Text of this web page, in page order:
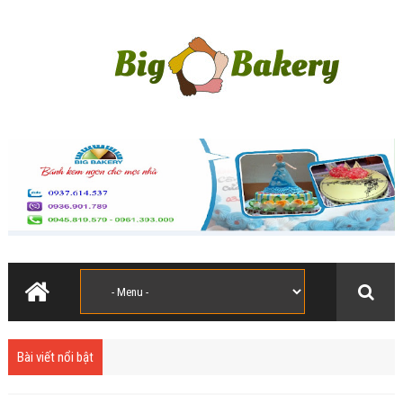
Bài viết nổi bật